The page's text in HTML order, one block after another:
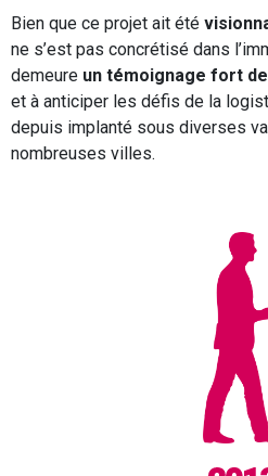
Bien que ce projet ait été
ne s’est pas concrétisé dans
demeure un témoignage fort
et à anticiper les défis de la
depuis implanté sous diverses
nombreuses villes.